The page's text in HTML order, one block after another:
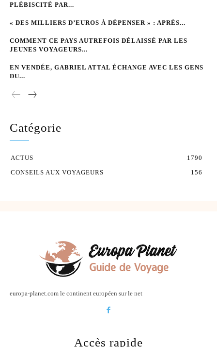
PLÉBISCITÉ PAR...
« DES MILLIERS D’EUROS À DÉPENSER » : APRÈS...
COMMENT CE PAYS AUTREFOIS DÉLAISSÉ PAR LES
JEUNES VOYAGEURS...
EN VENDÉE, GABRIEL ATTAL ÉCHANGE AVEC LES GENS
DU...
Catégorie
ACTUS
1790
CONSEILS AUX VOYAGEURS
156
europa-planet.com le continent européen sur le net
Accès rapide